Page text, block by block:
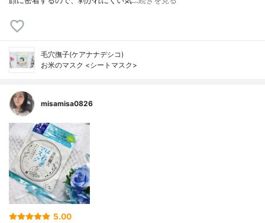
毛穴撫子(ケアナナデシコ)
お米のマスク <シートマスク>
misamisa0826
5.00